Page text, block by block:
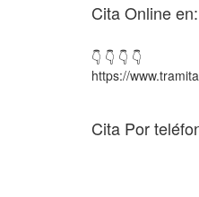
Cita Online en:
👇 👇 👇 👇
https://
Cita Por